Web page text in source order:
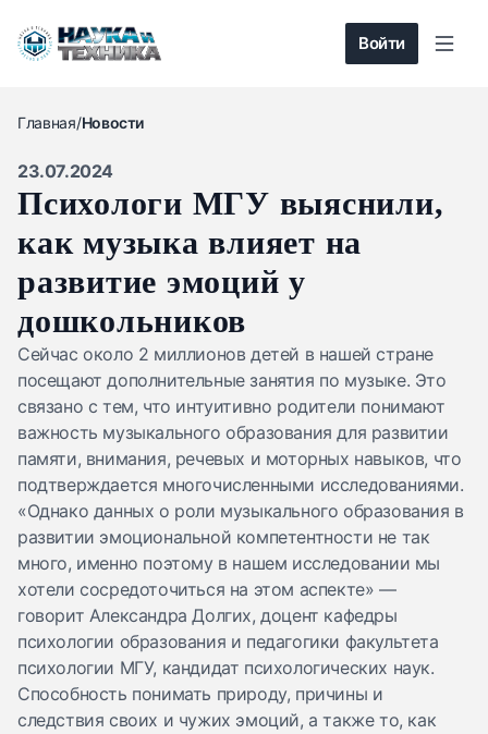
Войти
Главная/Новости
23.07.2024
Психологи МГУ выяснили,
как музыка влияет на
развитие эмоций у
дошкольников
Сейчас около 2 миллионов детей в нашей стране
посещают дополнительные занятия по музыке. Это
связано с тем, что интуитивно родители понимают
важность музыкального образования для развитии
памяти, внимания, речевых и моторных навыков, что
подтверждается многочисленными исследованиями.
«Однако данных о роли музыкального образования в
развитии эмоциональной компетентности не так
много, именно поэтому в нашем исследовании мы
хотели сосредоточиться на этом аспекте» —
говорит Александра Долгих, доцент кафедры
психологии образования и педагогики факультета
психологии МГУ, кандидат психологических наук.
Способность понимать природу, причины и
следствия своих и чужих эмоций, а также то, как